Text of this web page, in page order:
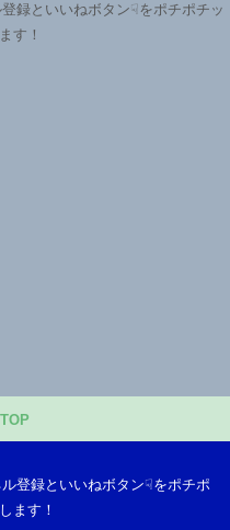
録といいねボタン☟をポチポチッ
す！
登録といいねボタン☟をポチポ
ます！